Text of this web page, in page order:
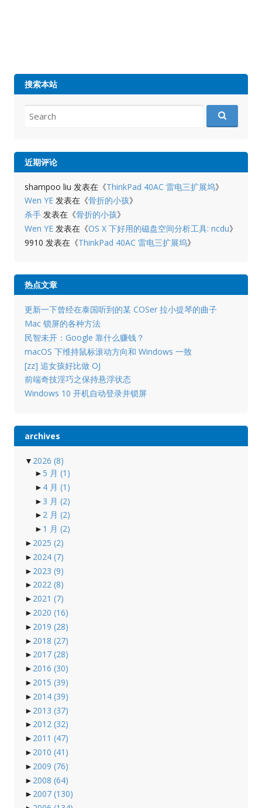
搜索本站
for:
近期评论
shampoo liu 发表在《ThinkPad 40AC 雷电三扩展坞》
Wen YE发表在《骨折的小孩》
杀手发表在《骨折的小孩》
Wen YE发表在《OS X 下好用的磁盘空间分析工具: ncdu》
9910 发表在《ThinkPad 40AC 雷电三扩展坞》
热点文章
更新一下曾经在泰国听到的某 COSer 拉小提琴的曲子
Mac 锁屏的各种方法
民智未开：Google 靠什么赚钱？
macOS 下维持鼠标滚动方向和 Windows 一致
[zz] 追女孩好比做 OJ
前端奇技淫巧之保持悬浮状态
Windows 10 开机自动登录并锁屏
archives
▼ 2026 (8)
► 5 月 (1)
► 4 月 (1)
► 3 月 (2)
► 2 月 (2)
► 1 月 (2)
► 2025 (2)
► 2024 (7)
► 2023 (9)
► 2022 (8)
► 2021 (7)
► 2020 (16)
► 2019 (28)
► 2018 (27)
► 2017 (28)
► 2016 (30)
► 2015 (39)
► 2014 (39)
► 2013 (37)
► 2012 (32)
► 2011 (47)
► 2010 (41)
► 2009 (76)
► 2008 (64)
► 2007 (130)